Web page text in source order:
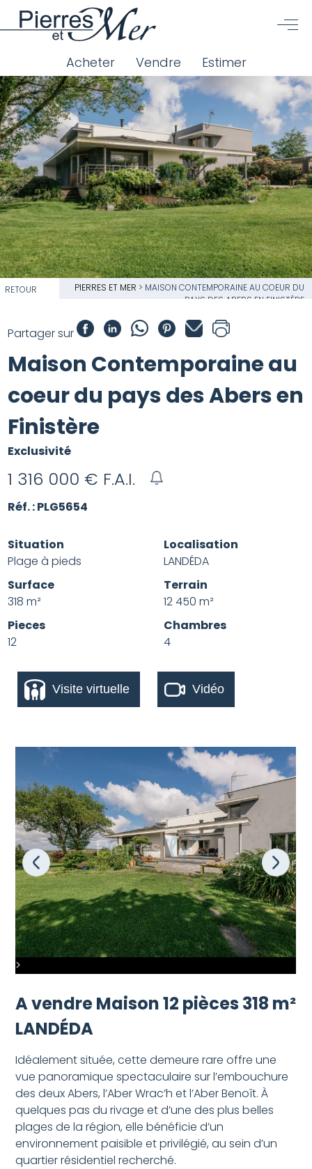
Acheter Vendre Estimer
RETOUR PIERRES ET MER > MAISON CONTEMPORAINE AU COEUR DU
PAYS DES ABERS EN FINISTÈRE
Partager sur
Maison Contemporaine au
coeur du pays des Abers en
Finistère
Exclusivité
1 316 000 € F.A.I.
Réf. : PLG5654
Situation
Plage à pieds
Localisation
LANDÉDA
Surface
318 m²
Terrain
12 450 m²
Pieces
12
Chambres
4
Visite virtuelle Vidéo
>
A vendre Maison 12 pièces 318 m²
LANDÉDA
Idéalement située, cette demeure rare offre une
vue panoramique spectaculaire sur l’embouchure
des deux Abers, l’Aber Wrac’h et l’Aber Benoît. À
quelques pas du rivage et d’une des plus belles
plages de la région, elle bénéficie d’un
environnement paisible et privilégié, au sein d’un
quartier résidentiel recherché.